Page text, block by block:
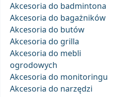
Akcesoria do badmintona
Akcesoria do bagażników
Akcesoria do butów
Akcesoria do grilla
Akcesoria do mebli
ogrodowych
Akcesoria do monitoringu
Akcesoria do narzędzi